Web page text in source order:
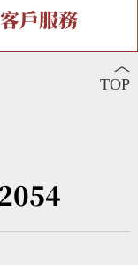
名詞介紹
注音查詢
查詢
解決方案
Service
客戶服務
︿
TOP